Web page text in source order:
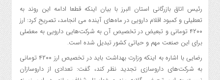
رئیس اتاق بازرگانی استان البرز با بیان اینکه قطعا ادامه این روند به
تعطیلی و کمبود اقلام دارویی در ماه‌های آینده می انجامد، تصریح کرد: ارز
۴۲۰۰ تومانی و تبعیض در تخصیص آن به شرکت‌هایی دارویی به معضلی
برای این صنعت مهم و حیاتی کشور تبدیل شده است.
رضایی با اشاره به اینکه وزارت بهداشت باید در تخصیص ارز ۴۲۰۰ تومانی
به شرکت‌های داروسازی تجدید نظر کند، گفت: تعدادی از داروسازان